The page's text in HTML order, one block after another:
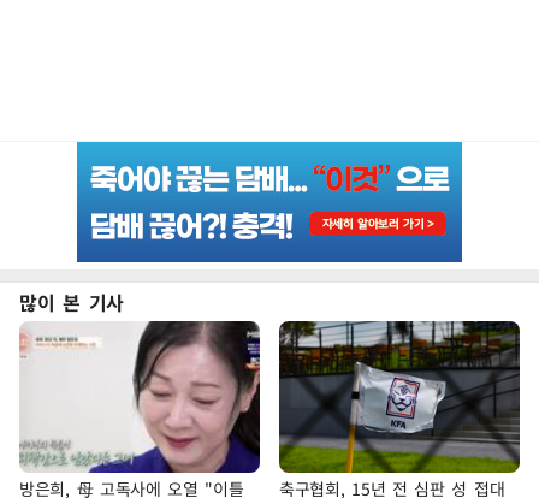
많이 본 기사
방은희, 母 고독사에 오열 "이틀 축구협회, 15년 전 심판 성 접대